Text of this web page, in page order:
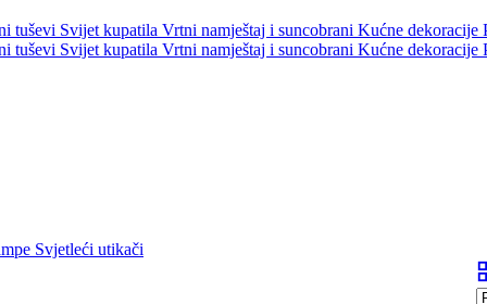
tuševi Svijet kupatila Vrtni namještaj i suncobrani Kućne dekoracije
tuševi Svijet kupatila Vrtni namještaj i suncobrani Kućne dekoracije
Svjetleći utikači